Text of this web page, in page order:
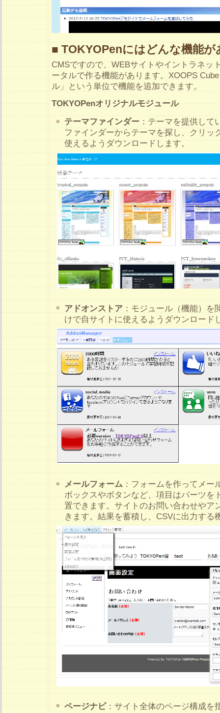
■ TOKYOPenにはどんな機能が
CMSですので、WEBサイトやイントラネッ
ータルで作る機能があります。XOOPS
ル」という単位で機能を追加できます。
TOKYOPenオリジナルモジュール
テーマファインダー ：テーマを提供して
ファインダーからテーマを探し、クリッ
使えるようダウンロードします。
アドオンストア ：モジュール（機能）を
けで自サイトに使えるようダウンロード
メールフォーム ：フォームを作ってメー
ボックスやボタンなど、項目はパーツを
置できます。サイトのお問い合わせやア
きます。結果を蓄積し、CSVに出力する
ページナビ：サイト全体のページ構成を